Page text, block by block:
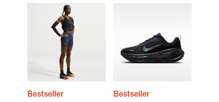
Bestseller
Bestseller